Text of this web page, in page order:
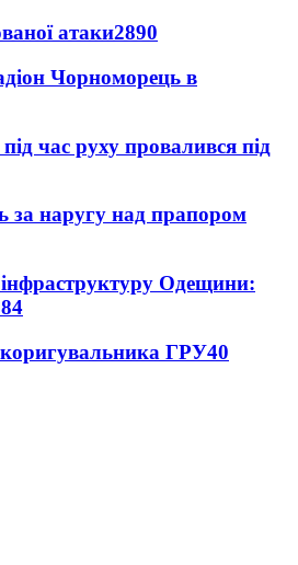
атаки2890
Чорноморець в
час руху провалився під
за наругу над прапором
Одещини:
ГРУ40